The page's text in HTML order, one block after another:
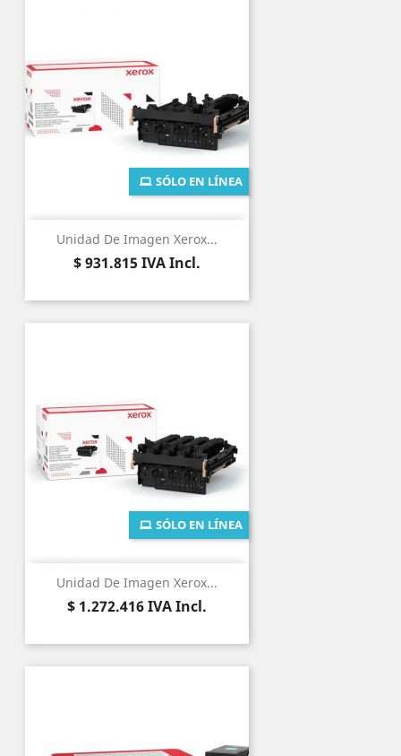
Unidad De Imagen Xerox...
Precio
$ 931.815IVA Incl.
SÓLO EN LÍNEA
Unidad De Imagen Xerox...
Precio
$ 1.272.416IVA Incl.
SÓLO EN LÍNEA